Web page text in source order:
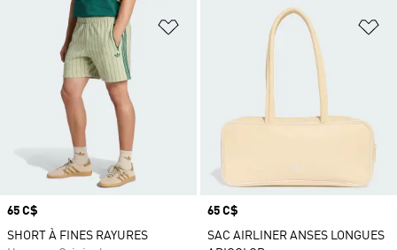
Ajouter à la Liste de produits
Prix
65 C$
SHORT À FINES RAYURES
Prix
65 C$
SAC AIRLINER ANSES LONGUES